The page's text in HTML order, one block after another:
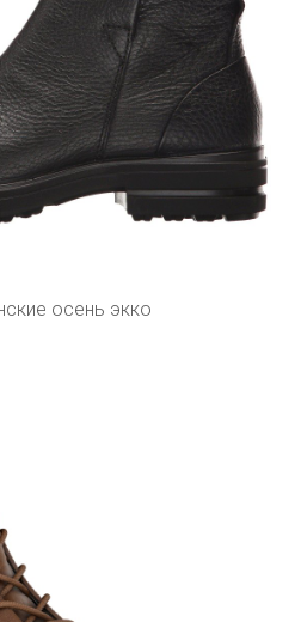
осень экко